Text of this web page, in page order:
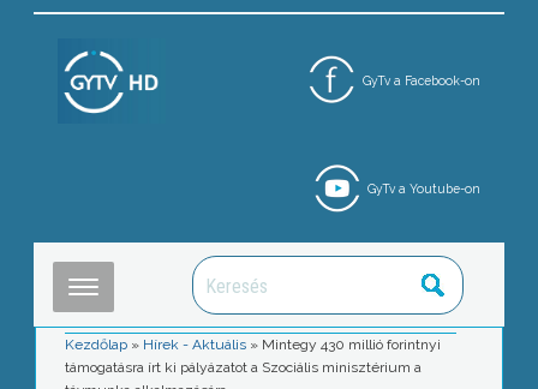
GyTv a Facebook-on
GyTv a Youtube-on
Kezdőlap » Hírek - Aktuális » Mintegy 430 millió forintnyi
támogatásra írt ki pályázatot a Szociális minisztérium a